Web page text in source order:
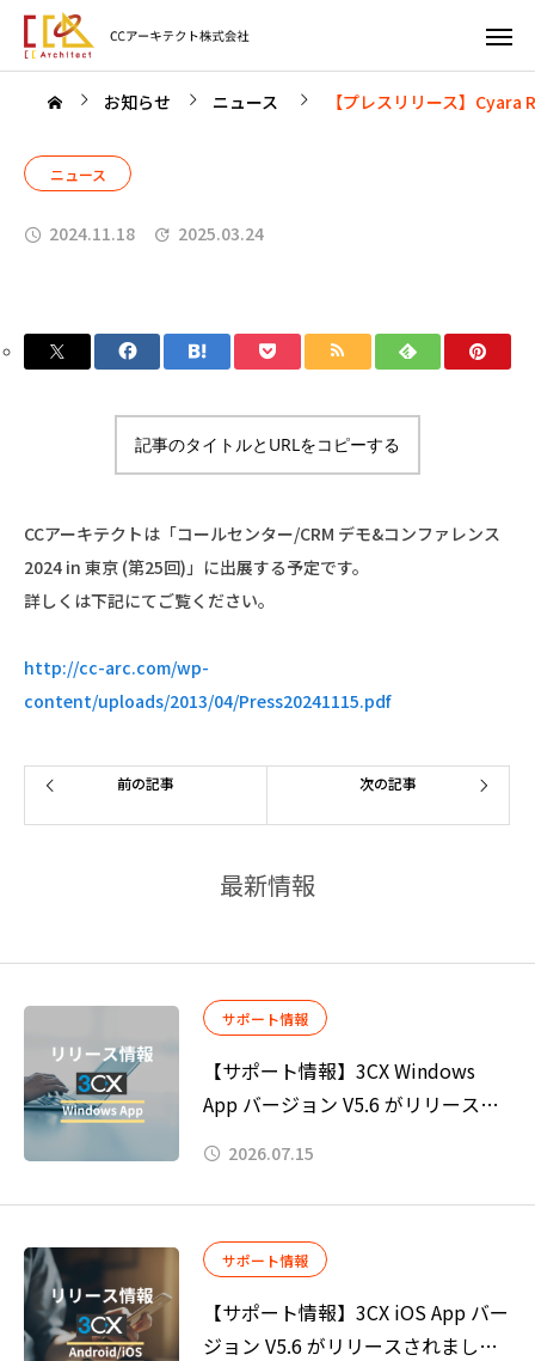
お知らせ ニュース 【プレスリリース】
ニュース
2024.11.18 2025.03.24
記事のタイトルとURLをコピーする
CCアーキテクトは「コールセンター/CRM デモ&コンファレンス
2024 in 東京 (第25回)」に出展する予定です。
詳しくは下記にてご覧ください。
http://cc-arc.com/wp-
content/uploads/2013/04/Press20241115.pdf
前の記事 次の記事
最新情報
サポート情報
【サポート情報】3CX Windows
App バージョン V5.6 がリリースさ
2026.07.15
サポート情報
【サポート情報】3CX iOS App バー
ジョン V5.6 がリリースされまし